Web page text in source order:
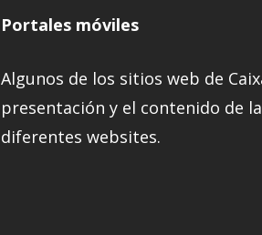
Portales móviles
Algunos de los sitios web de
presentación y el contenido de
diferentes websites.